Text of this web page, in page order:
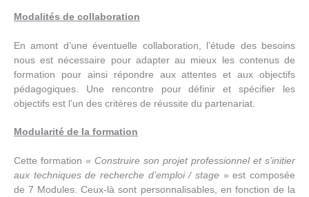
Modalités de collaboration
En amont d’une éventuelle collaboration, l’étude des besoins
nous est nécessaire pour adapter au mieux les contenus de
formation pour ainsi répondre aux attentes et aux objectifs
pédagogiques. Une rencontre pour définir et spécifier les
objectifs est l’un des critères de réussite du partenariat.
Modularité de la formation
Cette formation « Construire son projet professionnel et s’initier
aux techniques de recherche d’emploi / stage » est composée
de 7 Modules. Ceux-là sont personnalisables, en fonction de la